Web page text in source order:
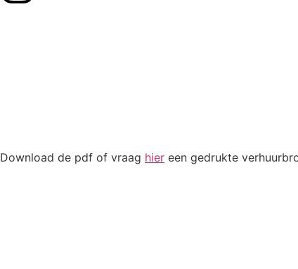
Download de pdf of vraag hier een gedrukte